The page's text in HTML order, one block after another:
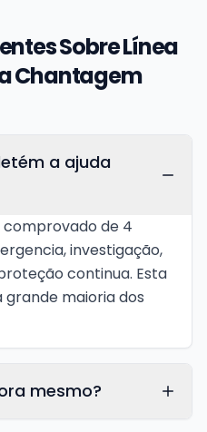
Sobre Línea
Chantagem
a ajuda
comprovado de 4
investigação,
continua. Esta
maioria dos
mesmo?